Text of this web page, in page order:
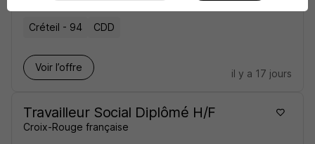
Créteil - 94 CDD
Voir l’offre
il y a 17 jours
Travailleur Social Diplômé H/F
Croix-Rouge française